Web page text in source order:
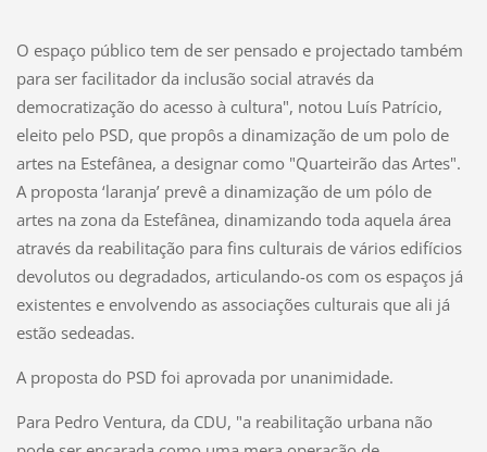
O espaço público tem de ser pensado e projectado também
para ser facilitador da inclusão social através da
democratização do acesso à cultura", notou Luís Patrício,
eleito pelo PSD, que propôs a dinamização de um polo de
artes na Estefânea, a designar como "Quarteirão das Artes".
A proposta ‘laranja’ prevê a dinamização de um pólo de
artes na zona da Estefânea, dinamizando toda aquela área
através da reabilitação para fins culturais de vários edifícios
devolutos ou degradados, articulando-os com os espaços já
existentes e envolvendo as associações culturais que ali já
estão sedeadas.
A proposta do PSD foi aprovada por unanimidade.
Para Pedro Ventura, da CDU, "a reabilitação urbana não